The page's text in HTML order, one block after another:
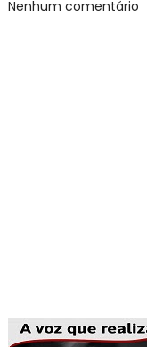
Nenhum comentário